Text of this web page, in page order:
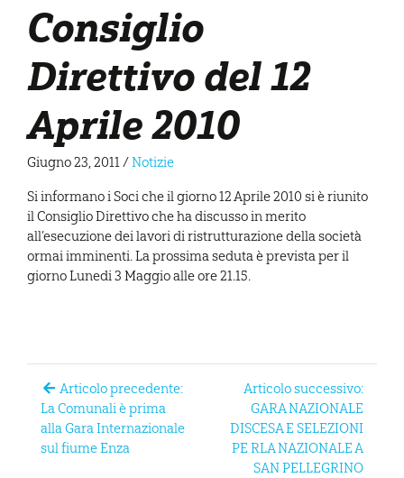
Consiglio
Direttivo del 12
Aprile 2010
Giugno 23, 2011 /Notizie
Si informano i Soci che il giorno 12 Aprile 2010 si è riunito
il Consiglio Direttivo che ha discusso in merito
all’esecuzione dei lavori di ristrutturazione della società
ormai imminenti. La prossima seduta è prevista per il
giorno Lunedi 3 Maggio alle ore 21.15.
Articolo precedente:
La Comunali è prima
alla Gara Internazionale
sul fiume Enza
Articolo successivo:
GARA NAZIONALE
DISCESA E SELEZIONI
PE RLA NAZIONALE A
SAN PELLEGRINO